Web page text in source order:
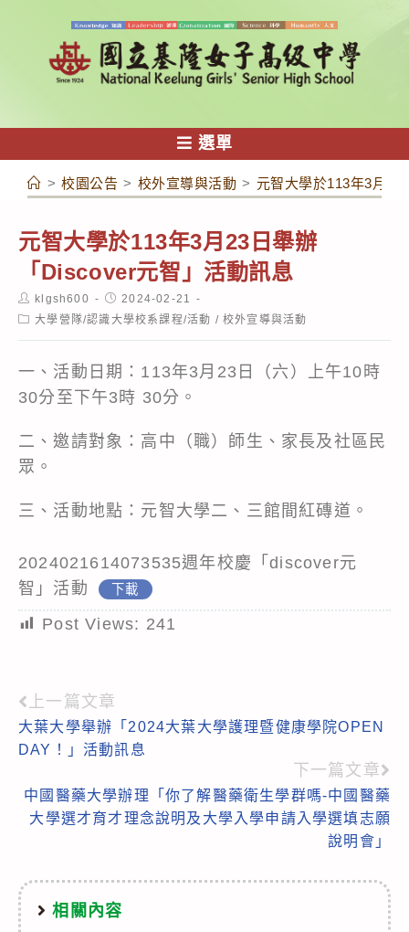
容
選單
> 校園公告 > 校外宣導與活動 > 元智大學於113年3月
元智大學於113年3月23日舉辦
「Discover元智」活動訊息
Post
author:
klgsh600
Post
published:
2024-02-21
Post大學營隊/認識大學校系課程/活動 / 校外宣導與活動
一、活動日期：113年3月23日（六）上午10時
30分至下午3時 30分。
二、邀請對象：高中（職）師生、家長及社區民
眾。
三、活動地點：元智大學二、三館間紅磚道。
2024021614073535週年校慶「discover元
智」活動
下載
Post Views: 241
Read
more
上一篇文章
大葉大學舉辦「2024大葉大學護理暨健康學院OPEN
DAY！」活動訊息
下一篇文章
中國醫藥大學辦理「你了解醫藥衛生學群嗎-中國醫藥
大學選才育才理念說明及大學入學申請入學選填志願
說明會」
相關內容